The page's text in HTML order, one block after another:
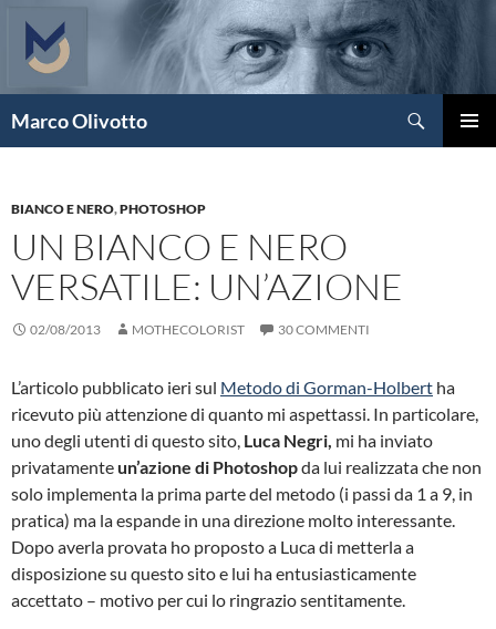
contenuto
Marco Olivotto
BIANCO E NERO,PHOTOSHOP
UN BIANCO E NERO
VERSATILE: UN’AZIONE
02/08/2013 MOTHECOLORIST 30 COMMENTI
L’articolo pubblicato ieri sul Metodo di Gorman-Holbert ha
ricevuto più attenzione di quanto mi aspettassi. In particolare,
uno degli utenti di questo sito, Luca Negri, mi ha inviato
privatamenteun’azione di Photoshopda lui realizzata che non
solo implementa la prima parte del metodo (i passi da 1 a 9, in
pratica) ma la espande in una direzione molto interessante.
Dopo averla provata ho proposto a Luca di metterla a
disposizione su questo sito e lui ha entusiasticamente
accettato – motivo per cui lo ringrazio sentitamente.